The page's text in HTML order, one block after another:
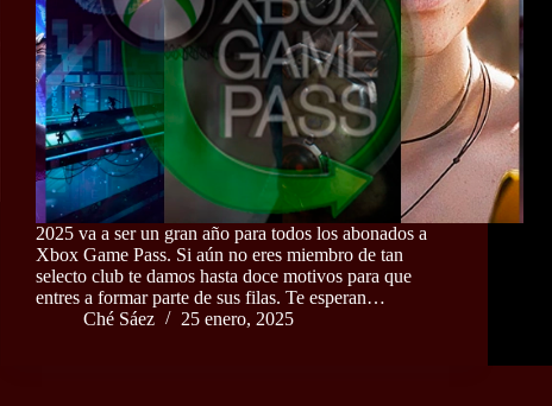
2025 va a ser un gran año para todos los abonados a
Xbox Game Pass. Si aún no eres miembro de tan
selecto club te damos hasta doce motivos para que
entres a formar parte de sus filas. Te esperan…
Ché Sáez
25 enero, 2025